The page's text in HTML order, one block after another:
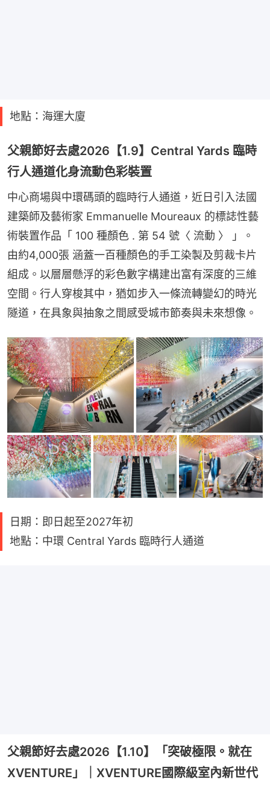
地點：海運大廈
父親節好去處2026【1.9】Central Yards 臨時
行人通道化身流動色彩裝置
中心商場與中環碼頭的臨時行人通道，近日引入法國
建築師及藝術家 Emmanuelle Moureaux 的標誌性藝
術裝置作品「 100 種顏色 . 第 54 號〈 流動 〉 」。
由約4,000張 涵蓋一百種顏色的手工染製及剪裁卡片
組成。以層層懸浮的彩色數字構建出富有深度的三維
空間。行人穿梭其中，猶如步入一條流轉變幻的時光
隧道，在具象與抽象之間感受城市節奏與未來想像。
日期：即日起至2027年初
地點：中環 Central Yards 臨時行人通道
父親節好去處2026【1.10】「突破極限。就在
XVENTURE」｜XVENTURE國際級室內新世代